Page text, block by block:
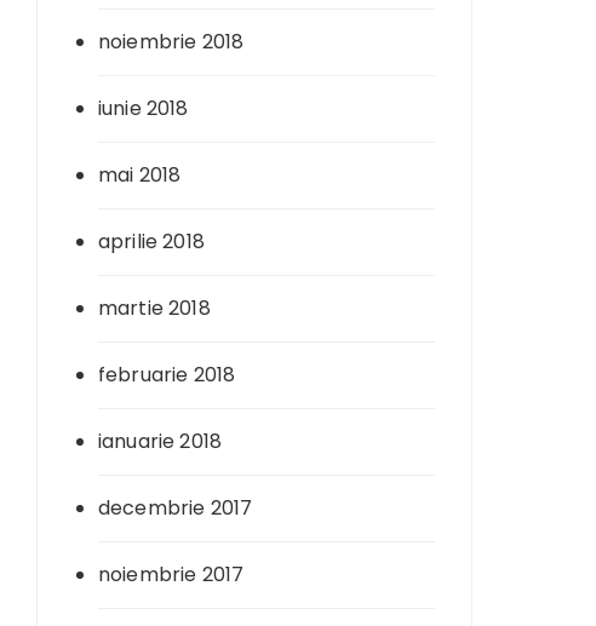
noiembrie 2018
iunie 2018
mai 2018
aprilie 2018
martie 2018
februarie 2018
ianuarie 2018
decembrie 2017
noiembrie 2017